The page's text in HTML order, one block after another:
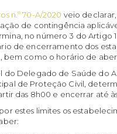
n.º 70-A/2020 veio
de contingência
no número 3 do Artigo
de encerramento dos
bem como o horário de
Delegado de Saúde do
de Proteção Civil,
das 8h00 e encerrar até
estes limites os